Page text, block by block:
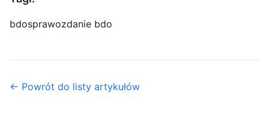
bdosprawozdanie bdo
← Powrót do listy artykułów